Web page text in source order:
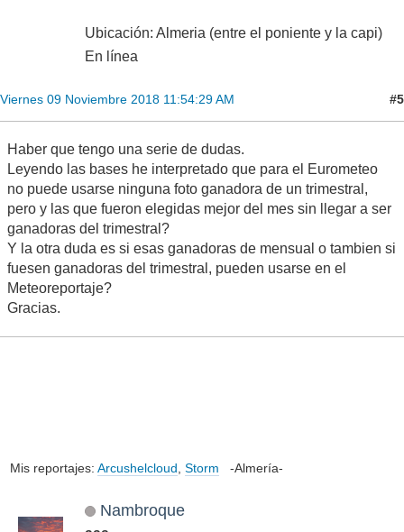
Ubicación: Almeria (entre el poniente y la capi)
En línea
Viernes 09 Noviembre 2018 11:54:29 AM #5
Haber que tengo una serie de dudas.
Leyendo las bases he interpretado que para el Eurometeo
no puede usarse ninguna foto ganadora de un trimestral,
pero y las que fueron elegidas mejor del mes sin llegar a ser
ganadoras del trimestral?
Y la otra duda es si esas ganadoras de mensual o tambien si
fuesen ganadoras del trimestral, pueden usarse en el
Meteoreportaje?
Gracias.
Mis reportajes: Arcushelcloud Storm -Almería-
Nambroque